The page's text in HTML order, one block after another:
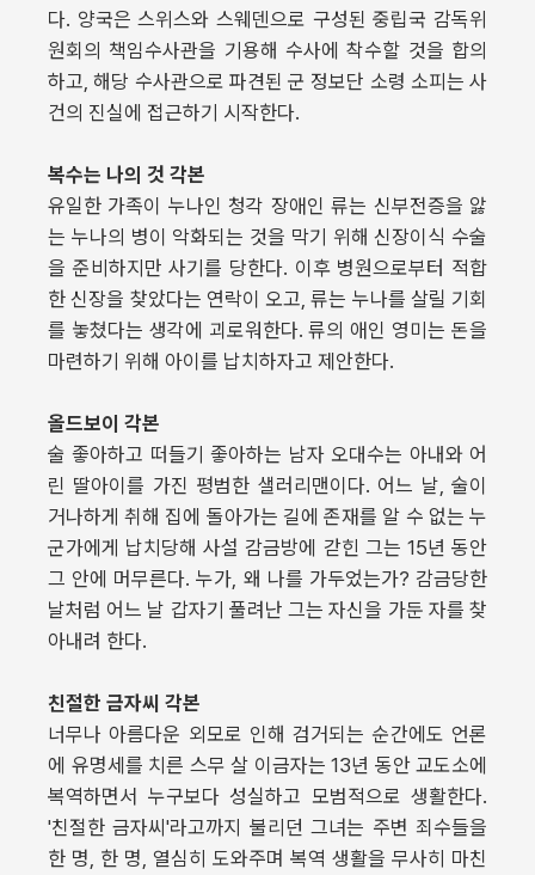
다. 양국은 스위스와 스웨덴으로 구성된 중립국 감독위
원회의 책임수사관을 기용해 수사에 착수할 것을 합의
하고, 해당 수사관으로 파견된 군 정보단 소령 소피는 사
건의 진실에 접근하기 시작한다.
복수는 나의 것 각본
유일한 가족이 누나인 청각 장애인 류는 신부전증을 앓
는 누나의 병이 악화되는 것을 막기 위해 신장이식 수술
을 준비하지만 사기를 당한다. 이후 병원으로부터 적합
한 신장을 찾았다는 연락이 오고, 류는 누나를 살릴 기회
를 놓쳤다는 생각에 괴로워한다. 류의 애인 영미는 돈을
마련하기 위해 아이를 납치하자고 제안한다.
올드보이 각본
술 좋아하고 떠들기 좋아하는 남자 오대수는 아내와 어
린 딸아이를 가진 평범한 샐러리맨이다. 어느 날, 술이
거나하게 취해 집에 돌아가는 길에 존재를 알 수 없는 누
군가에게 납치당해 사설 감금방에 갇힌 그는 15년 동안
그 안에 머무른다. 누가, 왜 나를 가두었는가? 감금당한
날처럼 어느 날 갑자기 풀려난 그는 자신을 가둔 자를 찾
아내려 한다.
친절한 금자씨 각본
너무나 아름다운 외모로 인해 검거되는 순간에도 언론
에 유명세를 치른 스무 살 이금자는 13년 동안 교도소에
복역하면서 누구보다 성실하고 모범적으로 생활한다.
'친절한 금자씨'라고까지 불리던 그녀는 주변 죄수들을
한 명, 한 명, 열심히 도와주며 복역 생활을 무사히 마친